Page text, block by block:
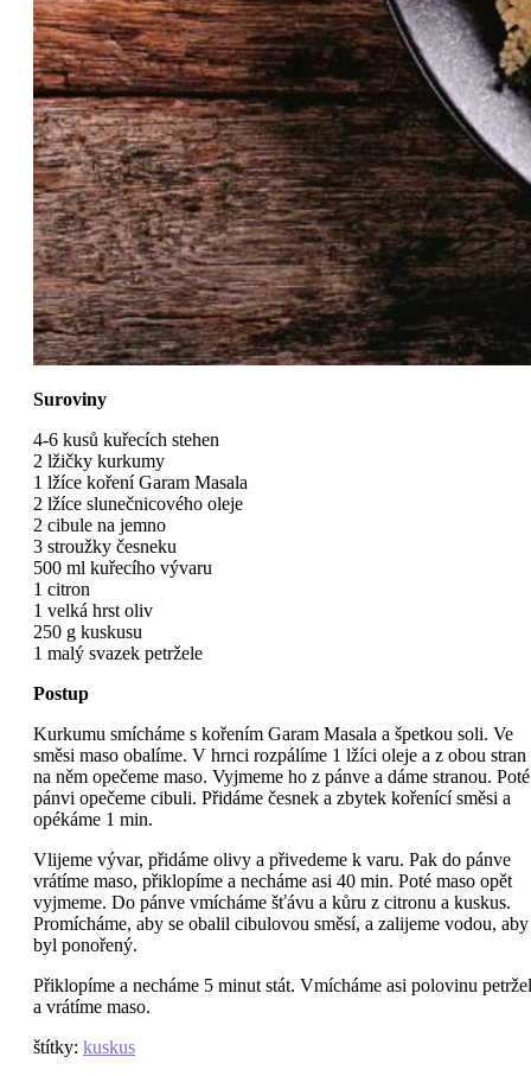
Suroviny
4-6 kusů kuřecích stehen
2 lžičky kurkumy
1 lžíce koření Garam Masala
2 lžíce slunečnicového oleje
2 cibule na jemno
3 stroužky česneku
500 ml kuřecího vývaru
1 citron
1 velká hrst oliv
250 g kuskusu
1 malý svazek petržele
Postup
Kurkumu smícháme s kořením Garam Masala a špetkou soli. Ve
směsi maso obalíme. V hrnci rozpálíme 1 lžíci oleje a z obou stran
na něm opečeme maso. Vyjmeme ho z pánve a dáme stranou.
pánvi opečeme cibuli. Přidáme česnek a zbytek kořenící směsi a
opékáme 1 min.
Vlijeme vývar, přidáme olivy a přivedeme k varu. Pak do pánve
vrátíme maso, přiklopíme a necháme asi 40 min. Poté maso opět
vyjmeme. Do pánve vmícháme šťávu a kůru z citronu a kuskus.
Promícháme, aby se obalil cibulovou směsí, a zalijeme vodou, aby
byl ponořený.
Přiklopíme a necháme 5 minut stát. Vmícháme asi polovinu
a vrátíme maso.
štítky: kuskus